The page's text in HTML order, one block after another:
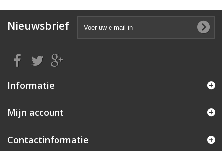
Nieuwsbrief
Informatie
Mijn account
Contactinformatie